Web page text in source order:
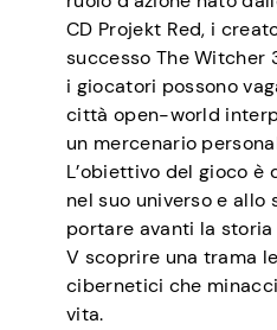
CD Projekt Red, i
successo The Witcher
i giocatori possono
città open-world
un mercenario
L’obiettivo del gioco è
nel suo universo e allo
portare avanti la
V scoprire una trama
cibernetici che
vita.